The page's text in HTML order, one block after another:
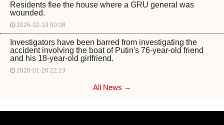
Residents flee the house where a GRU general was
wounded.
2026-02-13 00:08
Investigators have been barred from investigating the
accident involving the boat of Putin's 76-year-old friend
and his 18-year-old girlfriend.
2026-01-26 22:23
All News →